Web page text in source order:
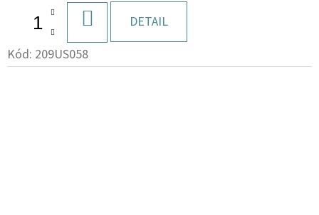
KOŠÍKU
DETAIL
Kód: 209US058